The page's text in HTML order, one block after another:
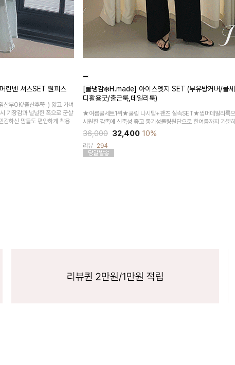
린넨 셔츠SET 원피스
산부OK/출산후쭉-) 얇고 가벼
기장감과 널널한 폭으로 군살
감하신 맘들도 편안하게 착용
[쿨냉감❄️H.made] 아이스엣지 SET (부유방커버/쿨
디활용굿/출근룩,데일리룩)
★여름쿨세트1위★쿨링 나시탑+팬츠 실속SET★썸머데일리룩
시원한 감촉에 신축성 좋고 통기성쿨링원단으로 한여름까지 가뿐
36,000 32,400 10%
리뷰 294